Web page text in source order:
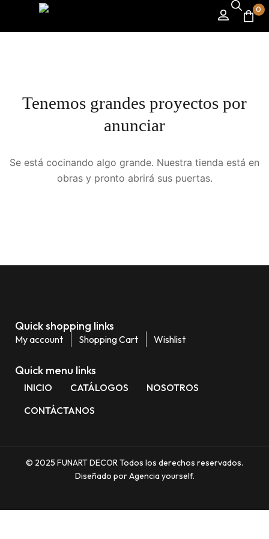
0
Tenemos grandes proyectos por
anunciar
Se está cocinando algo grande. Nuestra tienda está en
obras y pronto abrirá sus puertas.
Quick shopping links
My account Shopping Cart Wishlist
Quick menu links
INICIO CATÁLOGOS
NOSOTROS
CONTÁCTANOS
© 2025 FUNART DECOR Todos los derechos reservados.
Diseñado por Agencia yourself.